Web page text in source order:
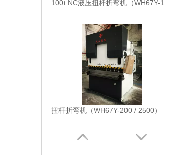
扭杆折弯机（WH67Y-200 / 2500）